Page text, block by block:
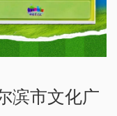
滨市文化广